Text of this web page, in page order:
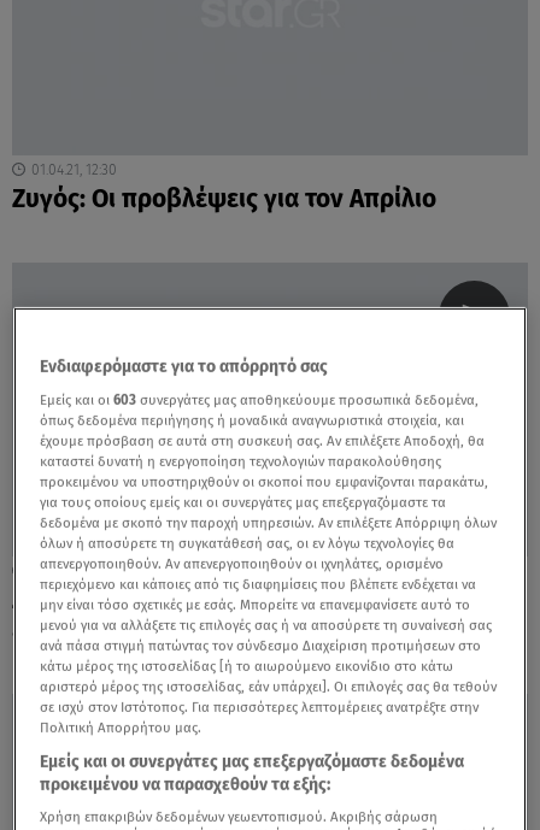
01.04.21, 12:30
Ζυγός: Οι προβλέψεις για τον Απρίλιο
30.03.21, 12:13
Ζυγός: Προσοχή στην υγεία και την
εργασία
Ενδιαφερόμαστε για το απόρρητό σας
Εμείς και οι603 συνεργάτες μας αποθηκεύουμε προσωπικά δεδομένα,
όπως δεδομένα περιήγησης ή μοναδικά αναγνωριστικά στοιχεία, και
έχουμε πρόσβαση σε αυτά στη συσκευή σας. Αν επιλέξετε Αποδοχή, θα
καταστεί δυνατή η ενεργοποίηση τεχνολογιών παρακολούθησης
προκειμένου να υποστηριχθούν οι σκοποί που εμφανίζονται παρακάτω,
για τους οποίους εμείς και οι συνεργάτες μας επεξεργαζόμαστε τα
δεδομένα με σκοπό την παροχή υπηρεσιών. Αν επιλέξετε Απόρριψη όλων
όλων ή αποσύρετε τη συγκατάθεσή σας, οι εν λόγω τεχνολογίες θα
απενεργοποιηθούν. Αν απενεργοποιηθούν οι ιχνηλάτες, ορισμένο
περιεχόμενο και κάποιες από τις διαφημίσεις που βλέπετε ενδέχεται να
μην είναι τόσο σχετικές με εσάς. Μπορείτε να επανεμφανίσετε αυτό το
μενού για να αλλάξετε τις επιλογές σας ή να αποσύρετε τη συναίνεσή σας
ανά πάσα στιγμή πατώντας τον σύνδεσμο Διαχείριση προτιμήσεων στο
κάτω μέρος της ιστοσελίδας [ή το αιωρούμενο εικονίδιο στο κάτω
αριστερό μέρος της ιστοσελίδας, εάν υπάρχει]. Οι επιλογές σας θα τεθούν
σε ισχύ στον Ιστότοπος. Για περισσότερες λεπτομέρειες ανατρέξτε στην
Πολιτική Απορρήτου μας.
Εμείς και οι συνεργάτες μας επεξεργαζόμαστε δεδομένα
προκειμένου να παρασχεθούν τα εξής:
Χρήση επακριβών δεδομένων γεωεντοπισμού. Ακριβής σάρωση